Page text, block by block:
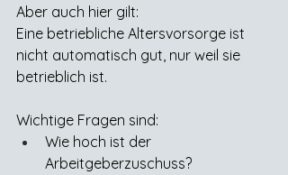
Aber auch hier gilt:
Eine betriebliche Altersvorsorge ist
nicht automatisch gut, nur weil sie
betrieblich ist.
Wichtige Fragen sind:
Wie hoch ist der
Arbeitgeberzuschuss?